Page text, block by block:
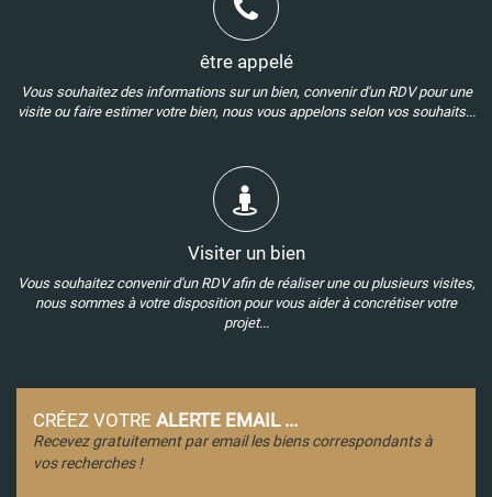
être appelé
Vous souhaitez des informations sur un bien, convenir d'un RDV pour une
visite ou faire estimer votre bien, nous vous appelons selon vos souhaits...
Visiter un bien
Vous souhaitez convenir d'un RDV afin de réaliser une ou plusieurs visites,
nous sommes à votre disposition pour vous aider à concrétiser votre
projet...
CRÉEZ VOTRE ALERTE EMAIL ...
Recevez gratuitement par email les biens correspondants à
vos recherches !